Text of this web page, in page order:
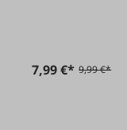
7,99 €* 9,99 €*